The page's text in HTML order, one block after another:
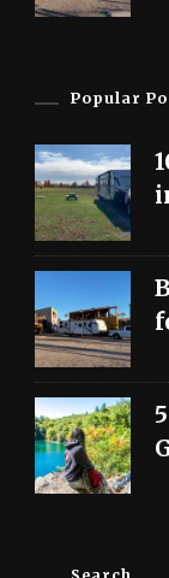
Popular